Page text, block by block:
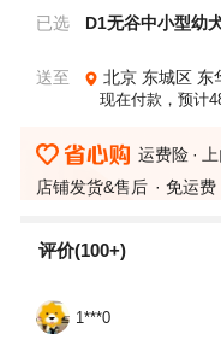
已选 D1无谷中小型幼
送至 北京 东城区 东
现在付款，预计
运费险
店铺发货&售后
免运费
评价(100+)
1***0